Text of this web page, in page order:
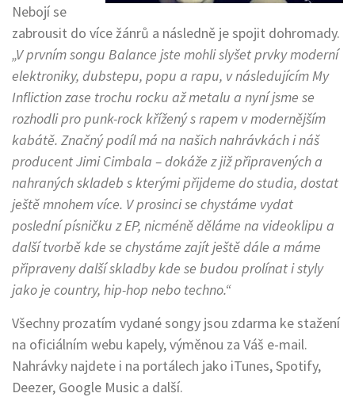
Nebojí se
zabrousit do více žánrů a následně je spojit dohromady.
„V prvním songu Balance jste mohli slyšet prvky moderní
elektroniky, dubstepu, popu a rapu, v následujícím My
Infliction zase trochu rocku až metalu a nyní jsme se
rozhodli pro punk-rock křížený s rapem v modernějším
kabátě. Značný podíl má na našich nahrávkách i náš
producent Jimi Cimbala – dokáže z již připravených a
nahraných skladeb s kterými přijdeme do studia, dostat
ještě mnohem více. V prosinci se chystáme vydat
poslední písničku z EP, nicméně děláme na videoklipu a
další tvorbě kde se chystáme zajít ještě dále a máme
připraveny další skladby kde se budou prolínat i styly
jako je country, hip-hop nebo techno.“
Všechny prozatím vydané songy jsou zdarma ke stažení
na oficiálním webu kapely, výměnou za Váš e-mail.
Nahrávky najdete i na portálech jako iTunes, Spotify,
Deezer, Google Music a další.